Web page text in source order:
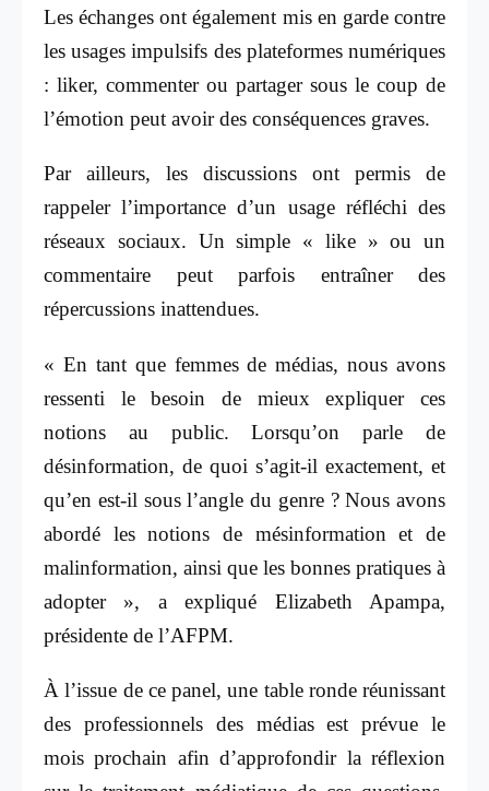
Les échanges ont également mis en garde contre
les usages impulsifs des plateformes numériques
: liker, commenter ou partager sous le coup de
l’émotion peut avoir des conséquences graves.
Par ailleurs, les discussions ont permis de
rappeler l’importance d’un usage réfléchi des
réseaux sociaux. Un simple « like » ou un
commentaire peut parfois entraîner des
répercussions inattendues.
« En tant que femmes de médias, nous avons
ressenti le besoin de mieux expliquer ces
notions au public. Lorsqu’on parle de
désinformation, de quoi s’agit-il exactement, et
qu’en est-il sous l’angle du genre ? Nous avons
abordé les notions de mésinformation et de
malinformation, ainsi que les bonnes pratiques à
adopter », a expliqué Elizabeth Apampa,
présidente de l’AFPM.
À l’issue de ce panel, une table ronde réunissant
des professionnels des médias est prévue le
mois prochain afin d’approfondir la réflexion